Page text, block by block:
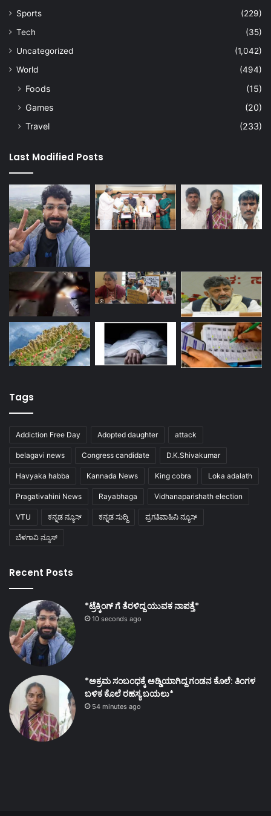
Sports
(229)
Tech
(35)
Uncategorized
(1,042)
World
(494)
Foods
(15)
Games
(20)
Travel
(233)
Last Modified Posts
Tags
Addiction Free Day Adopted daughter attack
belagavi news Congress candidate D.K.Shivakumar
Havyaka habba Kannada News King cobra Loka adalath
Pragativahini News Rayabhaga Vidhanaparishath election
VTU ಕನ್ನಡ ನ್ಯೂಸ್ ಕನ್ನಡ ಸುದ್ದಿ ಪ್ರಗತಿವಾಹಿನಿ ನ್ಯೂಸ್
ಬೆಳಗಾವಿ ನ್ಯೂಸ್
Recent Posts
*ಟ್ರೆಕ್ಕಿಂಗ್ ಗೆ ತೆರಳಿದ್ದ ಯುವಕ ನಾಪತ್ತೆ*
10 seconds ago
*ಅಕ್ರಮ ಸಂಬಂಧಕ್ಕೆ ಅಡ್ಡಿಯಾಗಿದ್ದ ಗಂಡನ ಕೊಲೆ: ತಿಂಗಳ
ಬಳಿಕ ಕೊಲೆ ರಹಸ್ಯ ಬಯಲು*
54 minutes ago